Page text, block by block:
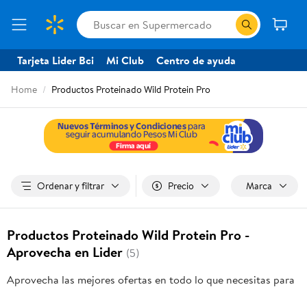
Tarjeta Lider Bci Mi Club Centro de ayuda
Home Productos Proteinado Wild Protein Pro
Ordenar y filtrar Precio Marca
Productos Proteinado Wild Protein Pro -
Aprovecha en Lider (5)
Aprovecha las mejores ofertas en todo lo que necesitas para